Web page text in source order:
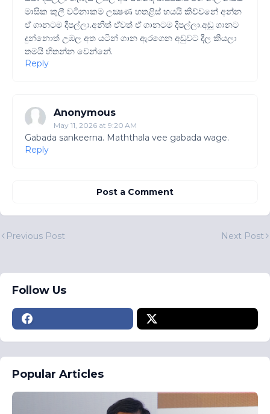
මාසික කුලී වටිනාකම ලක්‍ෂණ හතළිස් හයයි කිව්වනේ අන්න
ඒ ගානටම දීපල්ලා.අනිත් ඒවත් ඒ ගානටම දීපල්ලා.අඩු ගානට
දුන්නොත් උඹල අත යටින් ගාන ඇරගෙන අඩුවට දීල කියලා
තමයි හිතන්න වෙන්නේ.
Reply
Anonymous
May 11, 2026 at 9:20 AM
Gabada sankeerna. Maththala vee gabada wage.
Reply
Post a Comment
Previous Post Next Post
Follow Us
Popular Articles